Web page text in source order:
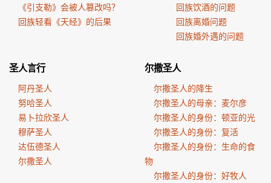
《引支勒》会被人篡改吗？
回族轻看《天经》的后果
回族饮酒的问题
回族离婚问题
回族婚外遇的问题
圣人言行
阿丹圣人
努哈圣人
易卜拉欣圣人
穆萨圣人
达伍德圣人
尔撒圣人
尔撒圣人
尔撒圣人的降生
尔撒圣人的母亲：麦尔彦
尔撒圣人的身份：顿亚的光
尔撒圣人的身份：复活
尔撒圣人的身份：生命的食
物
尔撒圣人的身份：好牧人